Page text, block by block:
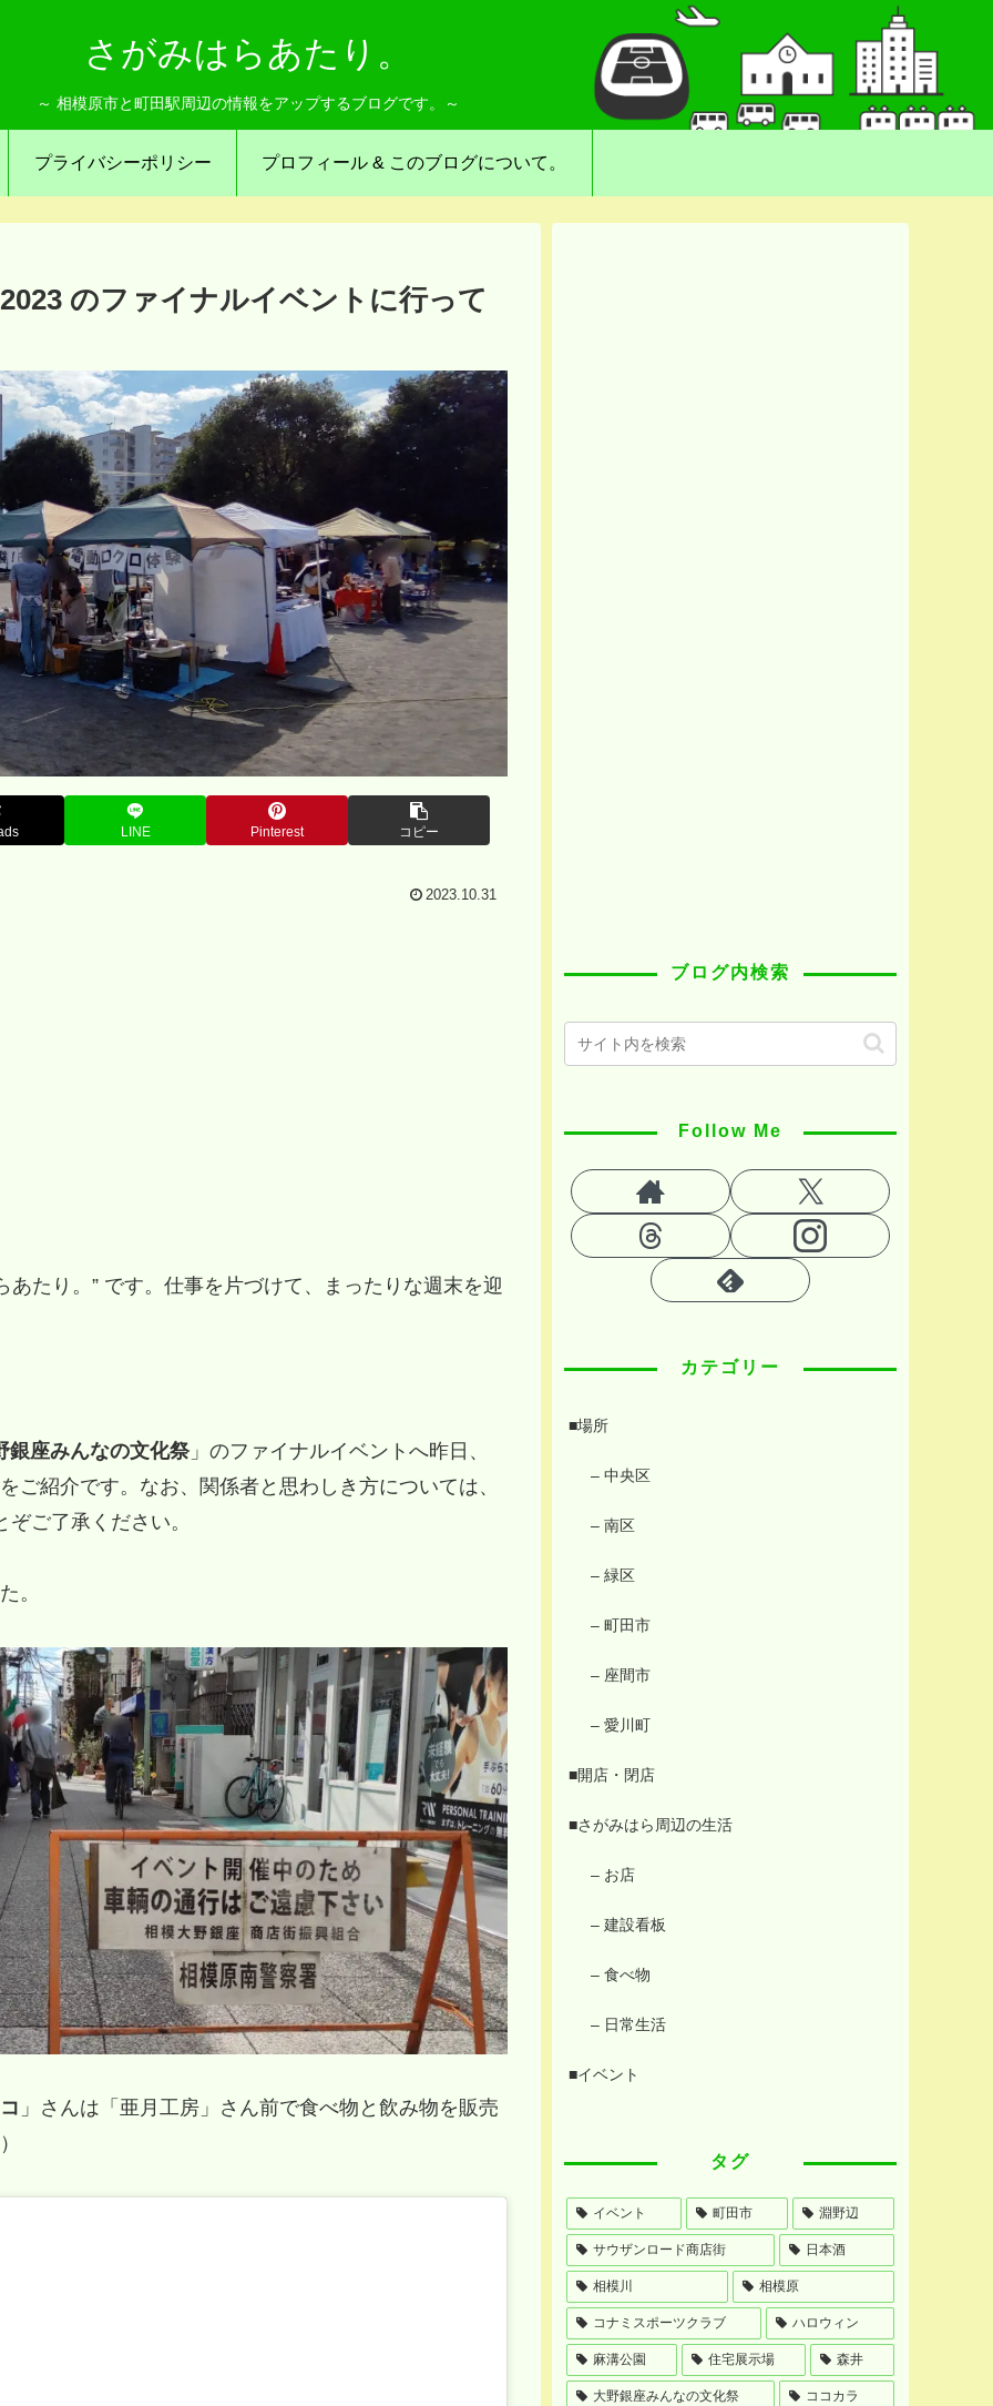
さがみはらあたり。
～ 相模原市と町田駅周辺の情報をアップするブログです。～
プライバシーポリシー プロフィール & このブログについて。
のファイナルイベントに行って
LINE Pinterest コピー
2023.10.31
たり。” です。仕事を片づけて、まったりな週末を迎
銀座みんなの文化祭」のファイナルイベントへ昨日、
ご紹介です。なお、関係者と思わしき方については、
ご了承ください。
。
」さんは「亜月工房」さん前で食べ物と飲み物を販売
ブログ内検索
Follow Me
カテゴリー
■場所
– 中央区
– 南区
– 緑区
– 町田市
– 座間市
– 愛川町
■開店・閉店
■さがみはら周辺の生活
– お店
– 建設看板
– 食べ物
– 日常生活
■イベント
タグ
イベント 町田市 淵野辺
サウザンロード商店街 日本酒
相模川 相模原
コナミスポーツクラブ ハロウィン
麻溝公園 住宅展示場 森井
大野銀座みんなの文化祭 ココカラ